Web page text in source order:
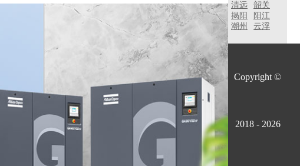
清远
韶关
揭阳
阳江
潮州
云浮
Copyright ©
2018 - 2026